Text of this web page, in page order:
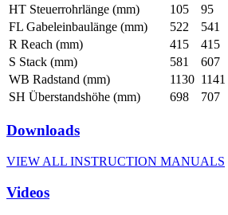
HT Steuerrohrlänge (mm)
105 95
FL Gabeleinbaulänge (mm)
522 541
R Reach (mm)
415 415
S Stack (mm)
581 607
WB Radstand (mm)
1130 1141
SH Überstandshöhe (mm)
698 707
Downloads
VIEW ALL INSTRUCTION MANUALS
Videos